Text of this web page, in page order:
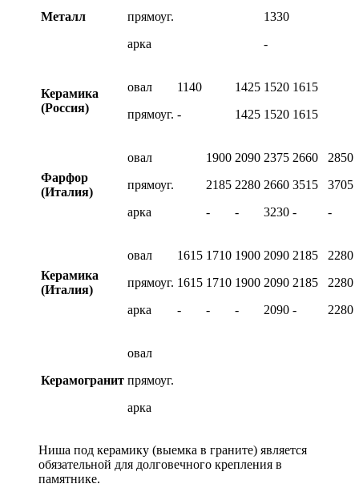
Металл
прямоуг.
арка
1330
-
Керамика
(Россия)
овал
прямоуг.
1140
-
1425
1425
1520
1520
1615
1615
Фарфор
(Италия)
овал
прямоуг.
арка
1900
2185
-
2090
2280
-
2375
2660
3230
2660
3515
-
2850
3705
-
Керамика
(Италия)
овал
прямоуг.
арка
1615
1615
-
1710
1710
-
1900
1900
-
2090
2090
2090
2185
2185
-
2280
2280
2280
Керамогранит
овал
прямоуг.
арка
Ниша под керамику (выемка в граните) является
обязательной для долговечного крепления в
памятнике.